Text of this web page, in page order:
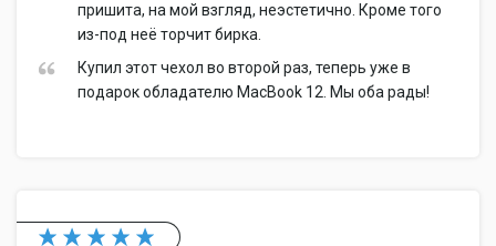
пришита, на мой взгляд, неэстетично. Кроме того
из-под неё торчит бирка.
Купил этот чехол во второй раз, теперь уже в
подарок обладателю MacBook 12. Мы оба рады!